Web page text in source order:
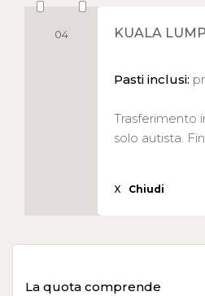
04 KUALA
Pasti inclusi:
Trasferimento
solo autista.
X Chiudi
La quota comprende